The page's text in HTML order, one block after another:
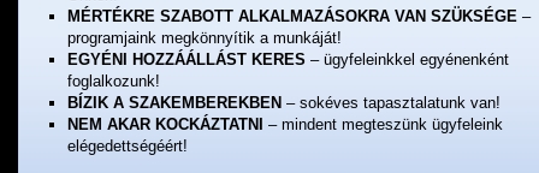
MÉRTÉKRE SZABOTT ALKALMAZÁSOKRA VAN SZÜKSÉGE –
programjaink megkönnyítik a munkáját!
EGYÉNI HOZZÁÁLLÁST KERES – ügyfeleinkkel egyénenként
foglalkozunk!
BÍZIK A SZAKEMBEREKBEN – sokéves tapasztalatunk van!
NEM AKAR KOCKÁZTATNI
– mindent megteszünk ügyfeleink
elégedettségéért!